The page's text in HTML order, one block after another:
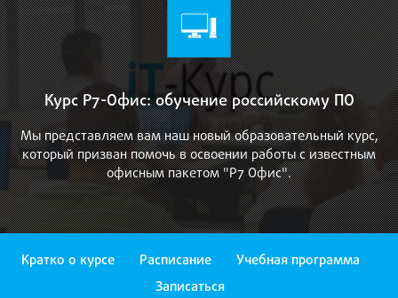
Курс Р7-Офис: обучение российскому ПО
Мы представляем вам наш новый образовательный курс,
который призван помочь в освоении работы с известным
офисным пакетом "Р7 Офис".
Кратко о курсе Расписание
Учебная программа
Записаться